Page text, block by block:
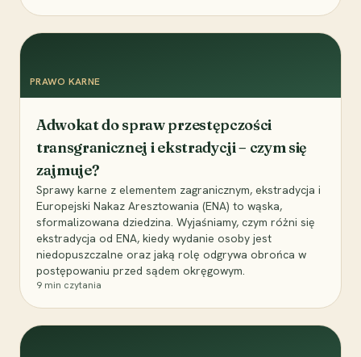
PRAWO KARNE
Adwokat do spraw przestępczości
transgranicznej i ekstradycji – czym się
zajmuje?
Sprawy karne z elementem zagranicznym, ekstradycja i
Europejski Nakaz Aresztowania (ENA) to wąska,
sformalizowana dziedzina. Wyjaśniamy, czym różni się
ekstradycja od ENA, kiedy wydanie osoby jest
niedopuszczalne oraz jaką rolę odgrywa obrońca w
postępowaniu przed sądem okręgowym.
9 min czytania